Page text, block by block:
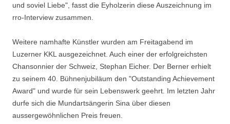
und soviel Liebe", fasst die Eyholzerin diese Auszeichnung im
rro-Interview zusammen.
Weitere namhafte Künstler wurden am Freitagabend im
Luzerner KKL ausgezeichnet. Auch einer der erfolgreichsten
Chansonnier der Schweiz, Stephan Eicher. Der Berner erhielt
zu seinem 40. Bühnenjubiläum den "Outstanding Achievement
Award" und wurde für sein Lebenswerk geehrt. Im letzten Jahr
durfe sich die Mundartsängerin Sina über diesen
aussergewöhnlichen Preis freuen.